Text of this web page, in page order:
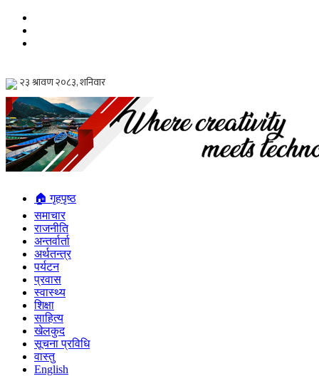
🏠 गृहपृष्ठ
समाचार
राजनीति
अन्तर्वार्ता
अर्थतन्त्र
पर्यटन
प्रवास
स्वास्थ्य
शिक्षा
साहित्य
खेलकुद
सूचना प्रविधि
वास्तु
English